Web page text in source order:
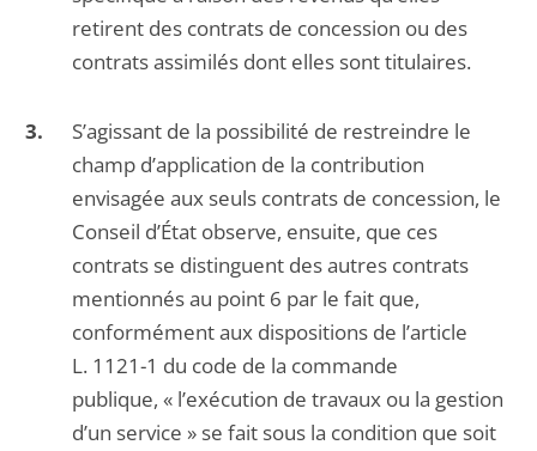
retirent des contrats de concession ou des
contrats assimilés dont elles sont titulaires.
S’agissant de la possibilité de restreindre le
champ d’application de la contribution
envisagée aux seuls contrats de concession, le
Conseil d’État observe, ensuite, que ces
contrats se distinguent des autres contrats
mentionnés au point 6 par le fait que,
conformément aux dispositions de l’article
L. 1121-1 du code de la commande
publique, « l’exécution de travaux ou la gestion
d’un service » se fait sous la condition que soit